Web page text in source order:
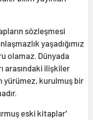
sözleşmesi
yaşadığımız
olamaz. Dünyada
arasındaki ilişkiler
yürümez, kurulmuş bir
eski kitaplar'